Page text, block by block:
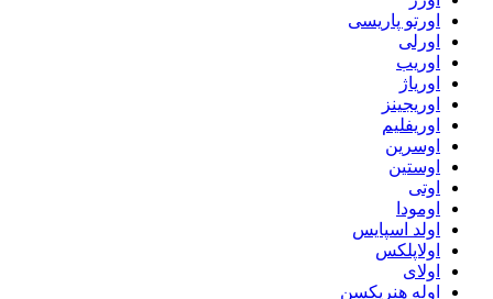
اورتو پاریسی
اورلی
اوریب
اوریاژ
اوریجینز
اوریفلیم
اوسرین
اوستین
اوتی
اومودا
اولد اسپایس
اولاپلکس
اولای
اوله هنریکسن